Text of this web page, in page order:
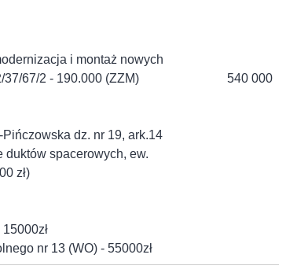
i montaż nowych
37/67/2 - 190.000 (ZZM)
dz. nr 19, ark.14
spacerowych, ew.
zł)
nr 13 (WO) - 55000zł
540 000